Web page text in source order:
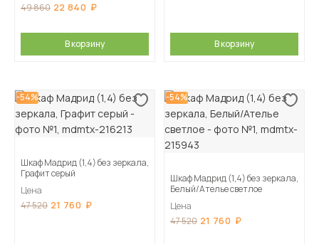
49 860 22 840
В корзину В корзину
-54%
Шкаф Мадрид (1,4) без зеркала,
Графит серый
Цена
47 520 21 760
-54%
Шкаф Мадрид (1,4) без зеркала,
Белый/Ателье светлое
Цена
47 520 21 760